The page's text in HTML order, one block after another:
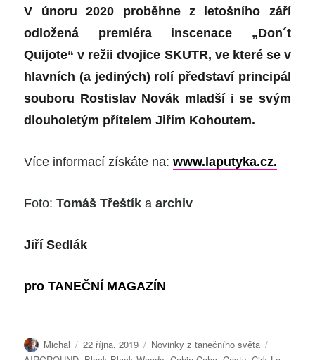
V únoru 2020 proběhne z letošního září
odložená premiéra inscenace „Don´t
Quijote“ v režii dvojice SKUTR, ve které se v
hlavních (a jediných) rolí představí principál
souboru Rostislav Novák mladší i se svým
dlouholetým přítelem Jiřím Kohoutem.
Více informací získáte na:www.laputyka.cz.
Foto:Tomáš Třeštíka archiv
Jiří Sedlák
proTANEČNÍ MAGAZÍN
Autor:
Michal Publikováno:
22 října, 2019 Rubriky:
Novinky z tanečního světa